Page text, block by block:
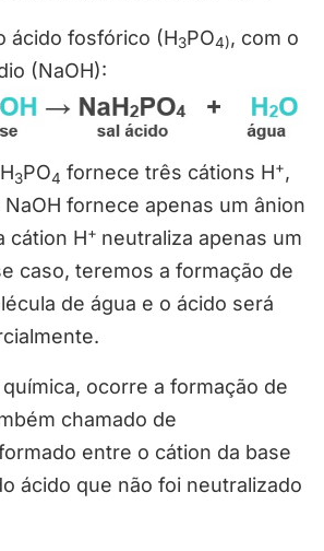
ácido fosfórico (H3PO4), com o
(NaOH):
3PO4 fornece três cátions H+,
fornece apenas um ânion
cátion H+ neutraliza apenas um
caso, teremos a formação de
de água e o ácido será
ocorre a formação de
chamado de
entre o cátion da base
ácido que não foi neutralizado